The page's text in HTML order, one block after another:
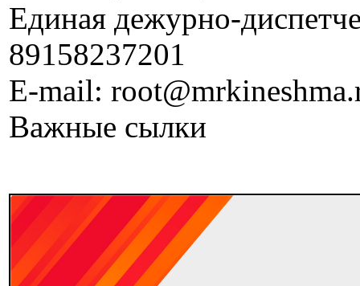
Единая дежурно-
89158237201
E-mail:
Важные сылки